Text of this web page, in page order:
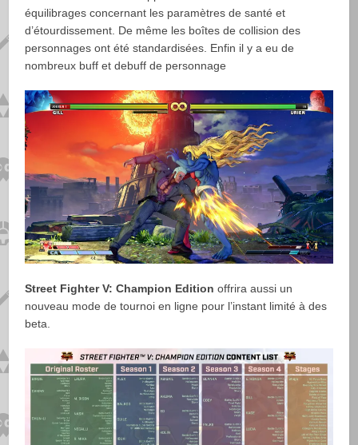
équilibrages concernant les paramètres de santé et
d’étourdissement. De même les boîtes de collision des
personnages ont été standardisées. Enfin il y a eu de
nombreux buff et debuff de personnage
Street Fighter V: Champion Edition offrira aussi un
nouveau mode de tournoi en ligne pour l’instant limité à des
beta.